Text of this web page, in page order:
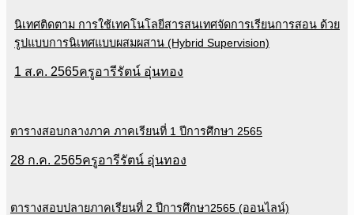
นิเทศติดตาม การใช้เทคโนโลยีสารสนเทศจัดการเรียนการสอน ด้วย
รูปแบบการนิเทศแบบผสมผสาน (Hybrid Supervision)
1 ส.ค. 2565ครูอารีรัตน์ อุ่นทอง
ตารางสอบกลางภาค ภาคเรียนที่ 1 ปีการศึกษา 2565
28 ก.ค. 2565ครูอารีรัตน์ อุ่นทอง
ตารางสอบปลายภาคเรียนที่ 2 ปีการศึกษา2565 (ออนไลน์)